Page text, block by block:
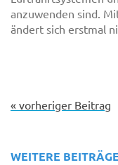
anzuwenden sind.
ändert sich erstmal
« vorheriger Beitrag
WEITERE